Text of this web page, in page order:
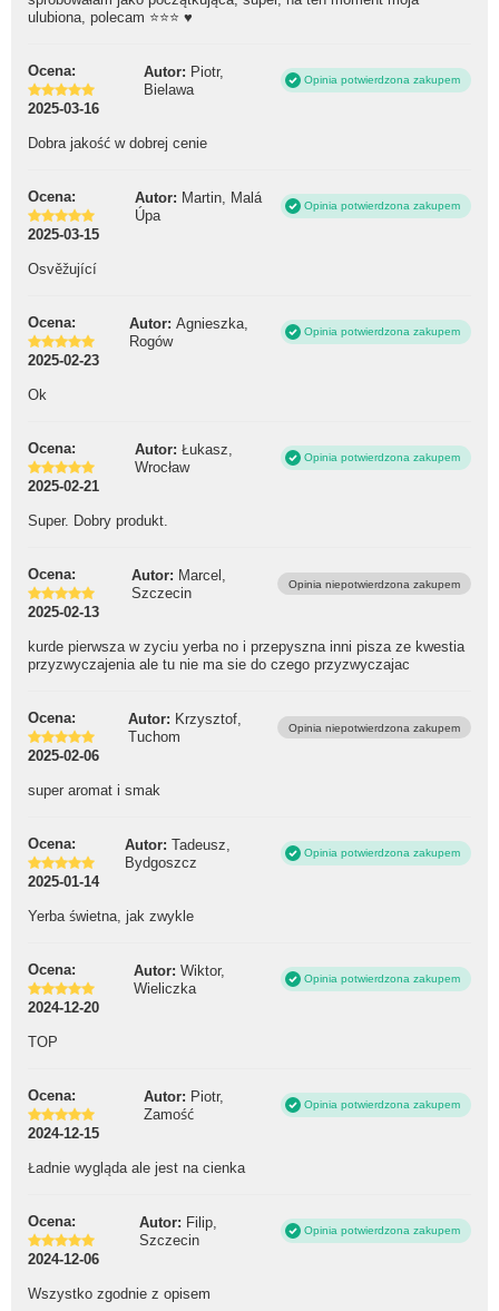
ulubiona, polecam ⭐️⭐️⭐️ ♥️
Ocena: Autor: Piotr,
Bielawa
Opinia potwierdzona zakupem
2025-03-16
Dobra jakość w dobrej cenie
Ocena: Autor: Martin, Malá
Úpa
Opinia potwierdzona zakupem
2025-03-15
Osvěžující
Ocena: Autor: Agnieszka,
Rogów
Opinia potwierdzona zakupem
2025-02-23
Ok
Ocena: Autor: Łukasz,
Wrocław
Opinia potwierdzona zakupem
2025-02-21
Super. Dobry produkt.
Ocena: Autor: Marcel,
Szczecin
Opinia niepotwierdzona zakupem
2025-02-13
kurde pierwsza w zyciu yerba no i przepyszna inni pisza ze kwestia
przyzwyczajenia ale tu nie ma sie do czego przyzwyczajac
Ocena: Autor: Krzysztof,
Tuchom
Opinia niepotwierdzona zakupem
2025-02-06
super aromat i smak
Ocena: Autor: Tadeusz,
Bydgoszcz
Opinia potwierdzona zakupem
2025-01-14
Yerba świetna, jak zwykle
Ocena: Autor: Wiktor,
Wieliczka
Opinia potwierdzona zakupem
2024-12-20
TOP
Ocena: Autor: Piotr,
Zamość
Opinia potwierdzona zakupem
2024-12-15
Ładnie wygląda ale jest na cienka
Ocena: Autor: Filip,
Szczecin
Opinia potwierdzona zakupem
2024-12-06
Wszystko zgodnie z opisem